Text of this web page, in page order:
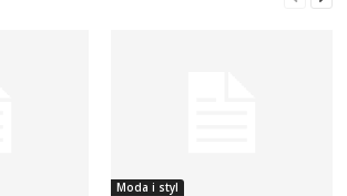
Moda i styl